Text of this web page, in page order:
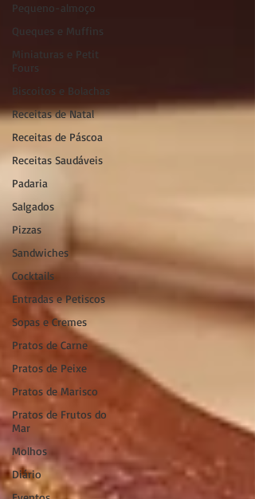
Pequeno-almoço
Queques e Muffins
Miniaturas e Petit
Fours
Biscoitos e Bolachas
Receitas de Natal
Receitas de Páscoa
Receitas Saudáveis
Padaria
Salgados
Pizzas
Sandwiches
Cocktails
Entradas e Petiscos
Sopas e Cremes
Pratos de Carne
Pratos de Peixe
Pratos de Marisco
Pratos de Frutos do
Mar
Molhos
Diário